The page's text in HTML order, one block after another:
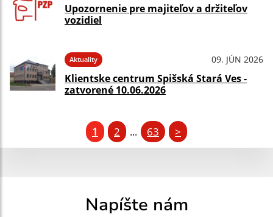
Upozornenie pre majiteľov a držiteľov
vozidiel
Aktuality 09. JÚN 2026
Klientske centrum Spišská Stará Ves -
zatvorené 10.06.2026
1 2 ... 63 >
Napíšte nám